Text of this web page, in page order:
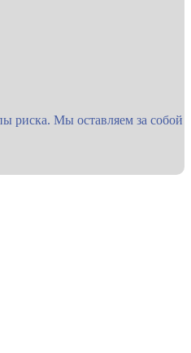
риска. Мы оставляем за собой